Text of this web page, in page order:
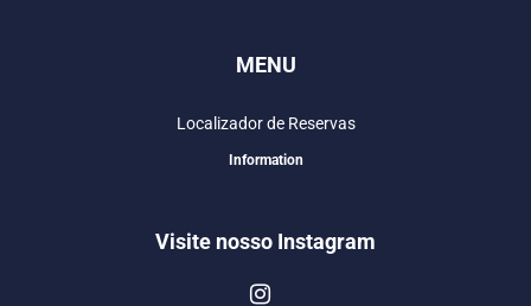
MENU
Localizador de Reservas
Information
Visite nosso Instagram